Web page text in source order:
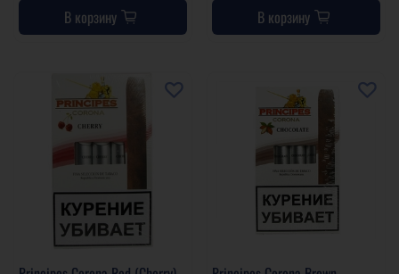
В корзину В корзину